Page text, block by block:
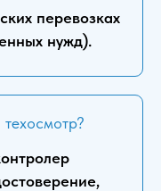
перевозках
нужд).